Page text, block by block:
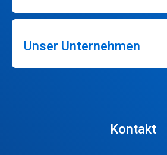
Unser Unternehmen
Kontakt